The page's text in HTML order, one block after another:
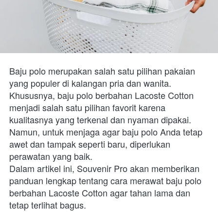
Baju polo merupakan salah satu pilihan pakaian
yang populer di kalangan pria dan wanita.
Khususnya, baju polo berbahan Lacoste Cotton
menjadi salah satu pilihan favorit karena
kualitasnya yang terkenal dan nyaman dipakai.
Namun, untuk menjaga agar baju polo Anda tetap
awet dan tampak seperti baru, diperlukan
perawatan yang baik.
Dalam artikel ini, Souvenir Pro akan memberikan
panduan lengkap tentang cara merawat baju polo
berbahan Lacoste Cotton agar tahan lama dan
tetap terlihat bagus.